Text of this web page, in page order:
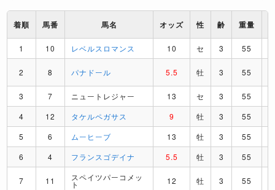
着順 馬番 馬名 オッズ 性 齢 重量
1 10 レベルスロマンス 10 セ 3 55
2 8 パナドール 5.5 牡 3 55
3 7 ニュートレジャー 13 セ 3 55
4
12 タケルペガサス 9 牡 3 55
5
6 ムーヒーブ 13 牡 3 55
6
4 フランスゴデイナ 5.5 牡 3 55
7 11 スペイツパーコメッ
ト 12 牡 3 55